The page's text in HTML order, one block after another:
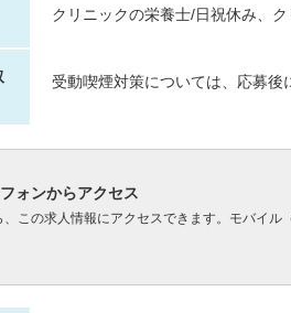
クリニックの栄養士/日祝休み、
受動喫煙対策については、応募
ォンからアクセス
この求人情報にアクセスできます。モバイル